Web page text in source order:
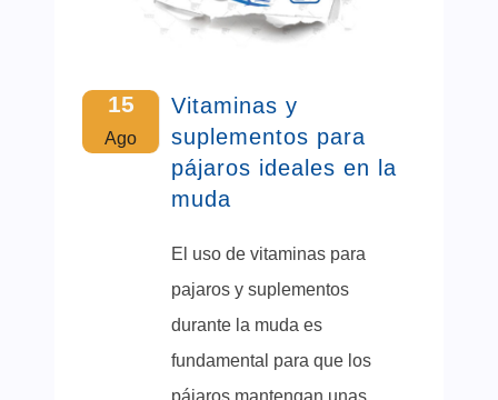
15
Ago
Vitaminas y
suplementos para
pájaros ideales en la
muda
El uso de vitaminas para
pajaros y suplementos
durante la muda es
fundamental para que los
pájaros mantengan unas